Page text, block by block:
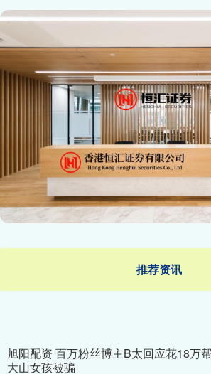
推荐资讯
旭阳配资 百万粉丝博主B太回应花18万
大山女孩被骗